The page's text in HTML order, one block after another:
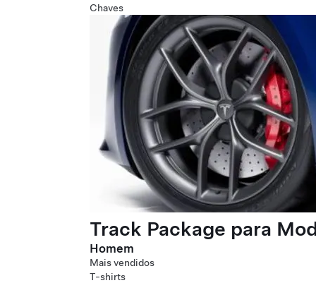
Chaves
Track Package para
Homem
Mais vendidos
T-shirts